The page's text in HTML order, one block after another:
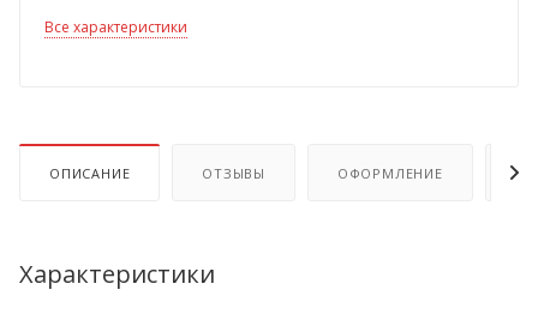
Все характеристики
ОПИСАНИЕ ОТЗЫВЫ ОФОРМЛЕНИЕ
Характеристики